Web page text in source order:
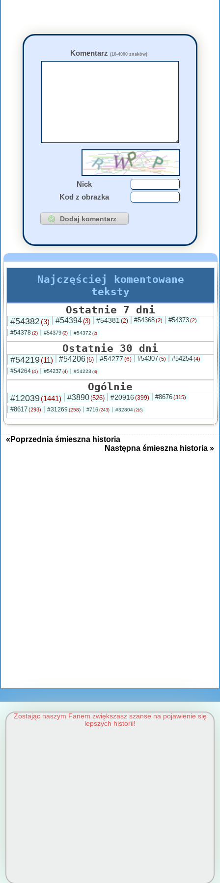
Komentarz (10-4000 znaków)
Nick
Kod z obrazka
Najczęściej komentowane
teksty
Ostatnie 7 dni
#54382 (3) #54394(3) #54381 (2) #54368(2) #54373(2)
#54378 (2) #54379 (2) #54372 (2)
Ostatnie 30 dni
#54219(11) #54206(6) #54277 (6) #54307(5) #54254(4)
#54264(4) #54237 (4) #54223 (4)
Ogólnie
#12039(1441) #3890(526) #20916 (399) #8676(315)
#8617(293) #31269 (258) #716 (243) #32804 (216)
«Poprzednia śmieszna historia
Następna śmieszna historia »
Zostając naszym Fanem zwiększasz szanse na pojawienie się
lepszych historii!